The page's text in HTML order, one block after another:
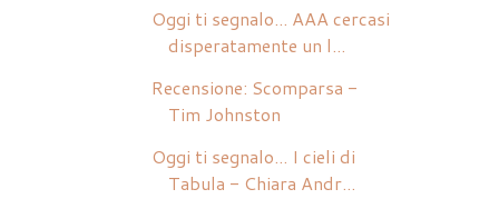
Oggi ti segnalo... AAA cercasi
disperatamente un l...
Recensione: Scomparsa -
Tim Johnston
Oggi ti segnalo... I cieli di
Tabula - Chiara Andr...